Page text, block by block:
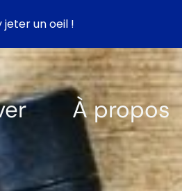
À propos
un oeil !